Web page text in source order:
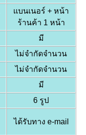
แบนเนอร์ + หน้า
ร้านค้า 1 หน้า
มี
ไม่จำกัดจำนวน
ไม่จำกัดจำนวน
มี
6 รูป
ได้รับทาง e-mail